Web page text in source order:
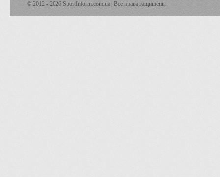
© 2012 - 2026 SportInform.com.ua | Все права защищены.